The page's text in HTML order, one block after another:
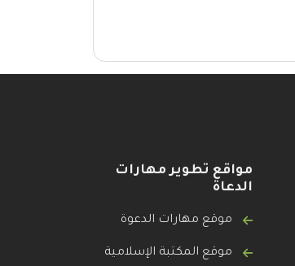
مواقع تطوير مهارات
الدعاة
موقع مهارات الدعوة
موقع المكتبة الإسلامية